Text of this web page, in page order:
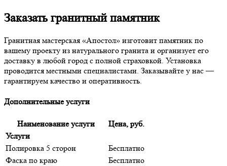
Заказать гранитный памятник
Гранитная мастерская «Апостол» изготовит памятник по
вашему проекту из натурального гранита и организует его
доставку в любой город с полной страховкой. Установка
проводится местными специалистами. Заказывайте у нас —
гарантируем качество и оперативность.
Дополнительные услуги
Наименование услуги
Цена, руб.
Услуги
Полировка 5 сторон
Бесплатно
Фаска по краю
Бесплатно